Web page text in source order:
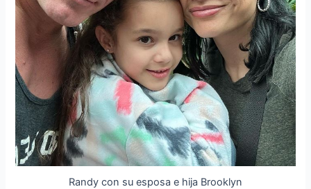
Randy con su esposa e hija Brooklyn